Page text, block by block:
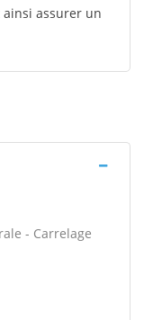
assurer un
- Carrelage